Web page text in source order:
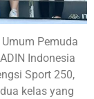
Pemuda
Indonesia
Sport 250,
kelas yang